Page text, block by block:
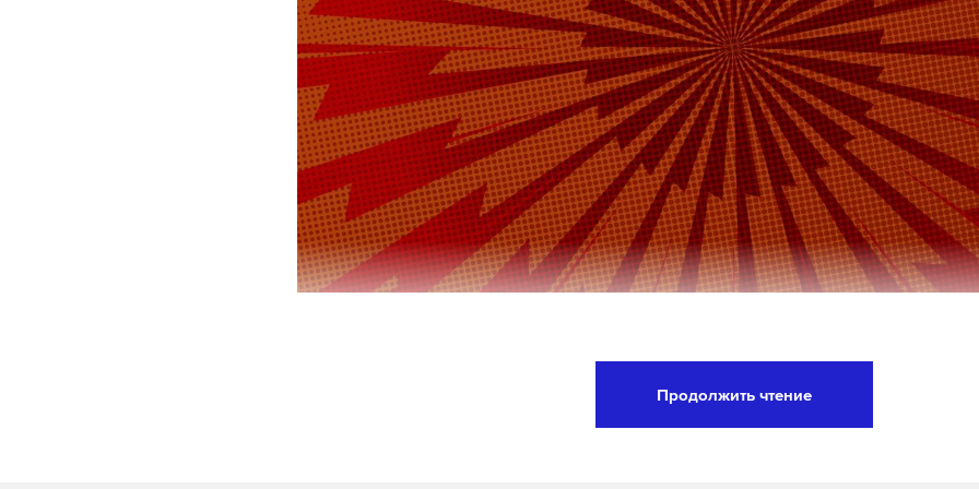
Макс Telegram Дзен
#спецоперация # дмитрий песков #запад #украина
Продолжить чтение